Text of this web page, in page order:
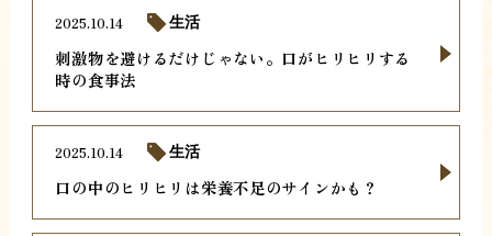
刺激物を避けるだけじゃない。口がヒリヒリする
時の食事法
2025.10.14 生活
口の中のヒリヒリは栄養不足のサインかも？
2025.10.14 生活